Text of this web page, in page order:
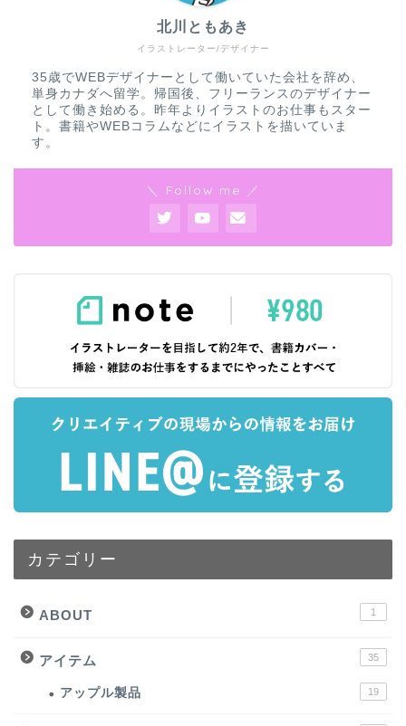
イラストレーター/デザイナー
北川ともあき
35歳でWEBデザイナーとして働いていた会社を辞め、
単身カナダへ留学。帰国後、フリーランスのデザイナー
として働き始める。昨年よりイラストのお仕事もスター
ト。書籍やWEBコラムなどにイラストを描いていま
す。
＼ Follow me ／
カテゴリー
ABOUT 1
アイテム 35
アップル製品 19